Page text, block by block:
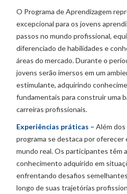
O Programa de Aprendizagem
excepcional para os jovens
passos no mundo profissional,
diferenciado de habilidades e
áreas do mercado. Durante o
jovens serão imersos em um
estimulante, adquirindo
fundamentais para construir uma
carreiras profissionais.
Experiências práticas – Além dos
programa se destaca por oferecer
mundo real. Os participantes têm
conhecimento adquirido em
enfrentando desafios
longo de suas trajetórias